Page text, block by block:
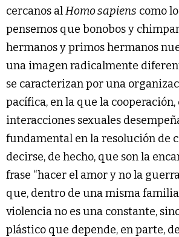
cercanos alHomo sapiens como
pensemos que bonobos y
hermanos y primos hermanos
una imagen radicalmente
se caracterizan por una
pacífica, en la que la cooperación,
interacciones sexuales
fundamental en la resolución de
decirse, de hecho, que son la
frase “hacer el amor y no la
que, dentro de una misma
violencia no es una constante,
plástico que depende, en parte,